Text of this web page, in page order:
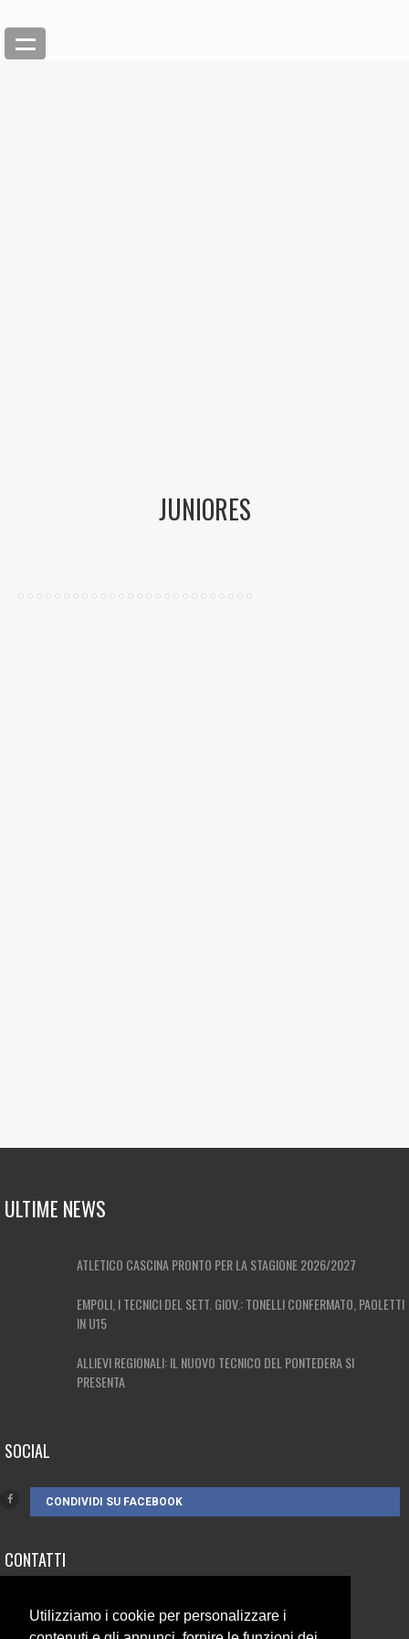
Utilizziamo i cookie per personalizzare i
JUNIORES
ULTIME NEWS
ATLETICO CASCINA PRONTO PER LA STAGIONE 2026/2027
EMPOLI, I TECNICI DEL SETT. GIOV.: TONELLI CONFERMATO, PAOLETTI
IN U15
ALLIEVI REGIONALI: IL NUOVO TECNICO DEL PONTEDERA SI
PRESENTA
SOCIAL
CONDIVIDI SU FACEBOOK
CONTATTI
3385262752
info@campionando.it